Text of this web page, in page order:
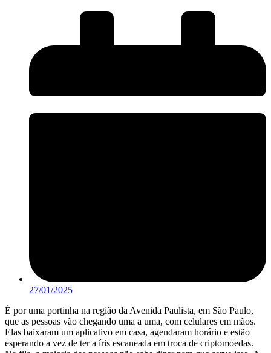
27/01/2025
É por uma portinha na região da Avenida Paulista, em São Paulo,
que as pessoas vão chegando uma a uma, com celulares em mãos.
Elas baixaram um aplicativo em casa, agendaram horário e estão
esperando a vez de ter a íris escaneada em troca de criptomoedas.